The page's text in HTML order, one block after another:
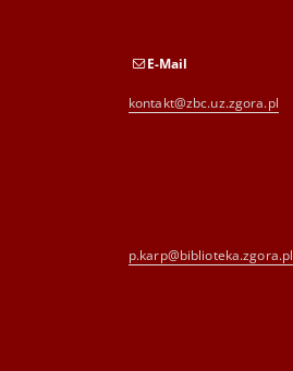
E-Mail
kontakt@zbc.uz.zgora.pl
p.karp@biblioteka.zgora.pl